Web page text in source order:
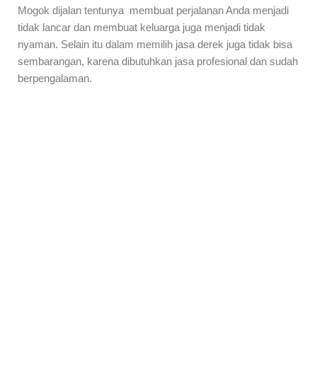
Mogok dijalan tentunya membuat perjalanan Anda menjadi
tidak lancar dan membuat keluarga juga menjadi tidak
nyaman. Selain itu dalam memilih jasa derek juga tidak bisa
sembarangan, karena dibutuhkan jasa profesional dan sudah
berpengalaman.